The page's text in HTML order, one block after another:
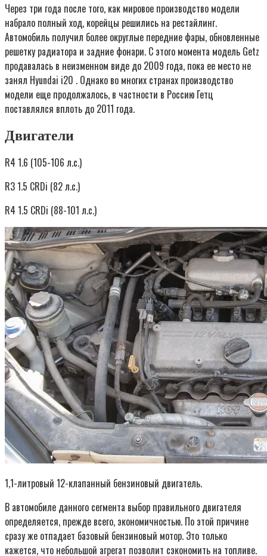
Через три года после того, как мировое производство модели
набрало полный ход, корейцы решились на рестайлинг.
Автомобиль получил более округлые передние фары, обновленные
решетку радиатора и задние фонари. С этого момента модель Getz
продавалась в неизменном виде до 2009 года, пока ее место не
занял Hyundai i20 . Однако во многих странах производство
модели еще продолжалось, в частности в Россию Гетц
поставлялся вплоть до 2011 года.
Двигатели
R4 1.6 (105-106 л.с.)
R3 1.5 CRDi (82 л.с.)
R4 1.5 CRDi (88-101 л.с.)
1,1-литровый 12-клапанный бензиновый двигатель.
В автомобиле данного сегмента выбор правильного двигателя
определяется, прежде всего, экономичностью. По этой причине
сразу же отпадает базовый бензиновый мотор. Это только
кажется, что небольшой агрегат позволит сэкономить на топливе.